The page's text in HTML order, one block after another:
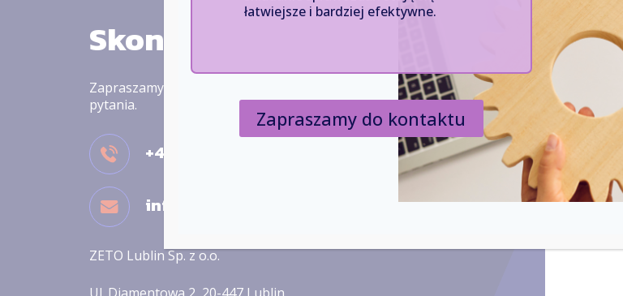
Skontaktuj się z nami
Zapraszamy do kontaktu! Chętnie odpowiemy na Twoje
pytania.
+48 81 718 42 00
info@zeto.lublin.pl
ZETO Lublin Sp. z o.o.
Imię i nazwisko
Numer telefonu
Nazwa firmy
łatwiejsze i bardziej efektywne.
Zapraszamy do kontaktu